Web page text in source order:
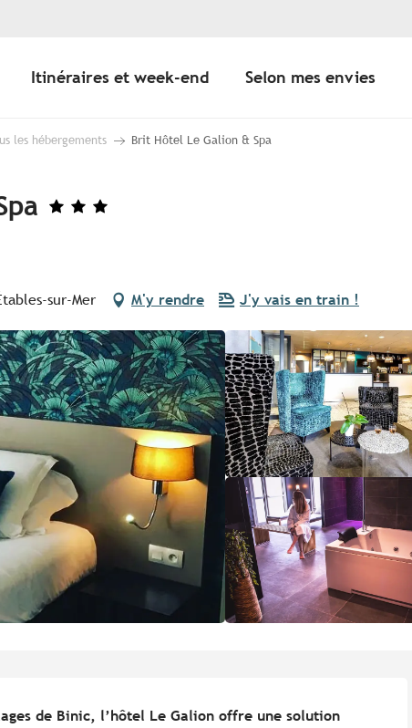
Itinéraires et week-end Selon mes envies
les hébergements Brit Hôtel Le Galion & Spa
sur-Mer M'y rendre J'y vais en train !
de Binic, l’hôtel Le Galion offre une solution